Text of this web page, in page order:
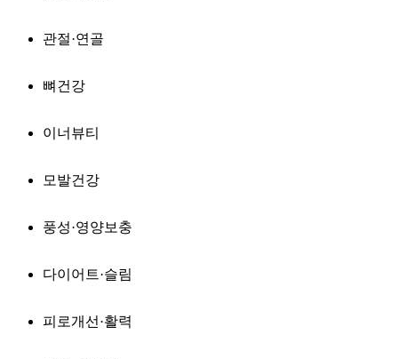
관절·연골
뼈건강
이너뷰티
모발건강
풍성·영양보충
다이어트·슬림
피로개선·활력